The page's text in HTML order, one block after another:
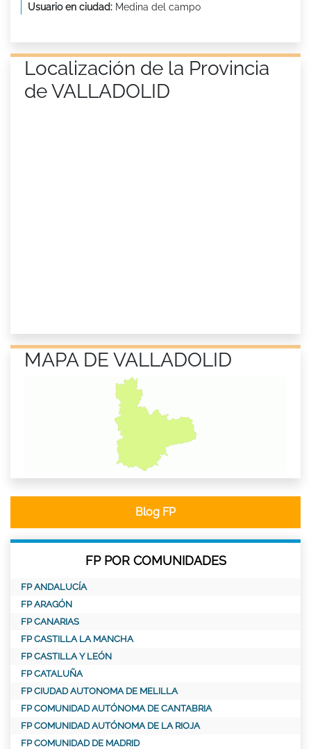
Usuario en ciudad: Medina del campo
Localización de la Provincia
de VALLADOLID
MAPA DE VALLADOLID
Blog FP
FP POR COMUNIDADES
FP ANDALUCÍA
FP ARAGÓN
FP CANARIAS
FP CASTILLA LA MANCHA
FP CASTILLA Y LEÓN
FP CATALUÑA
FP CIUDAD AUTONOMA DE MELILLA
FP COMUNIDAD AUTÓNOMA DE CANTABRIA
FP COMUNIDAD AUTÓNOMA DE LA RIOJA
FP COMUNIDAD DE MADRID